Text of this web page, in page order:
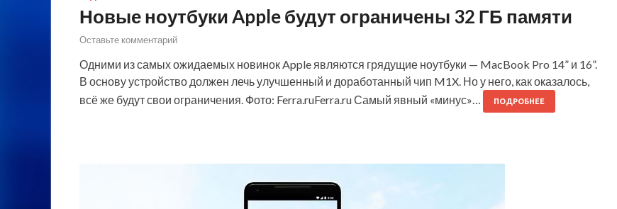
Новые ноутбуки Apple будут ограничены 32 ГБ памяти
Оставьте комментарий
Одними из самых ожидаемых новинок Apple являются грядущие ноутбуки — MacBook Pro 14” и 16”.
В основу устройство должен лечь улучшенный и доработанный чип M1X. Но у него, как оказалось,
всё же будут свои ограничения. Фото: Ferra.ruFerra.ru Самый явный «минус»…
ПОДРОБНЕЕ